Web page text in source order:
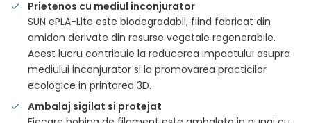
Prietenos cu mediul inconjurator
SUN ePLA-Lite este biodegradabil, fiind fabricat din
amidon derivate din resurse vegetale regenerabile.
Acest lucru contribuie la reducerea impactului asupra
mediului inconjurator si la promovarea practicilor
ecologice in printarea 3D.
Ambalaj sigilat si protejat